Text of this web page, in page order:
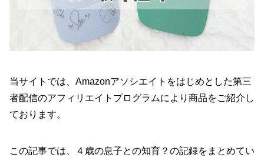
当サイトでは、Amazonアソシエイトをはじめとした第三
者配信のアフィリエイトプログラムにより商品をご紹介し
ております。
この記事では、４歳の息子との知育？の記録をまとめてい